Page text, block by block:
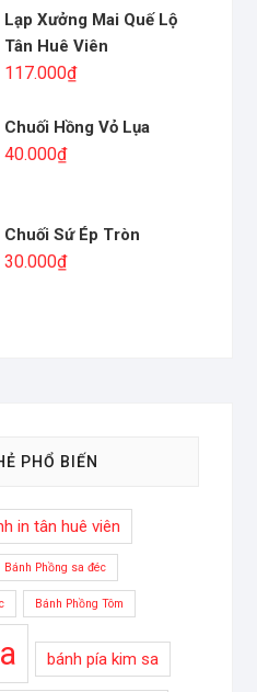
Lạp Xưởng Mai Quế Lộ
Tân Huê Viên
117.000₫
Chuối Hồng Vỏ Lụa
40.000₫
Chuối Sứ Ép Tròn
30.000₫
PHỔ BIẾN
in tân huê viên
Bánh Phồng sa đéc
Bánh Phồng Tôm
bánh pía kim sa